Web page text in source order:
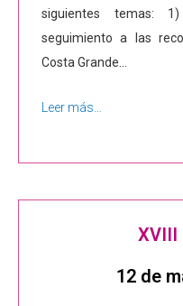
siguientes temas:
seguimiento a las
Costa Grande…
Leer más…
XVIII
12 de